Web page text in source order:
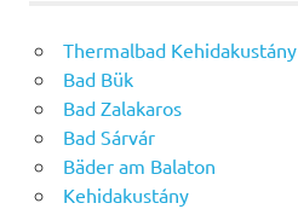
Thermalbad Kehidakustány
Bad Bük
Bad Zalakaros
Bad Sárvár
Bäder am Balaton
Kehidakustány